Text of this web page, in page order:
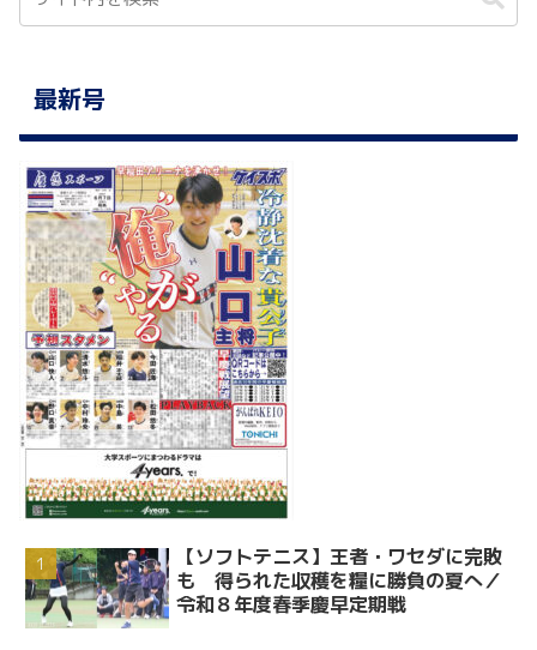
最新号
【ソフトテニス】王者・ワセダに完敗
も 得られた収穫を糧に勝負の夏へ／
令和８年度春季慶早定期戦